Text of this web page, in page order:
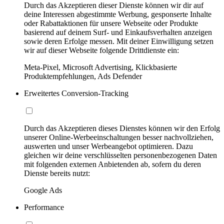
Durch das Akzeptieren dieser Dienste können wir dir auf
deine Interessen abgestimmte Werbung, gesponserte Inhalte
oder Rabattaktionen für unsere Webseite oder Produkte
basierend auf deinem Surf- und Einkaufsverhalten anzeigen
sowie deren Erfolge messen. Mit deiner Einwilligung setzen
wir auf dieser Webseite folgende Drittdienste ein:
Meta-Pixel, Microsoft Advertising, Klickbasierte
Produktempfehlungen, Ads Defender
Erweitertes Conversion-Tracking
Durch das Akzeptieren dieses Dienstes können wir den Erfolg
unserer Online-Werbeeinschaltungen besser nachvollziehen,
auswerten und unser Werbeangebot optimieren. Dazu
gleichen wir deine verschlüsselten personenbezogenen Daten
mit folgenden externen Anbietenden ab, sofern du deren
Dienste bereits nutzt:
Google Ads
Performance